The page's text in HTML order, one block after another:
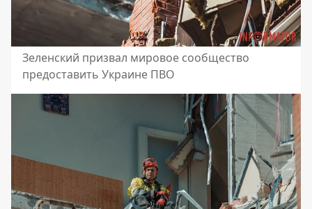
Зеленский призвал мировое сообщество
предоставить Украине ПВО